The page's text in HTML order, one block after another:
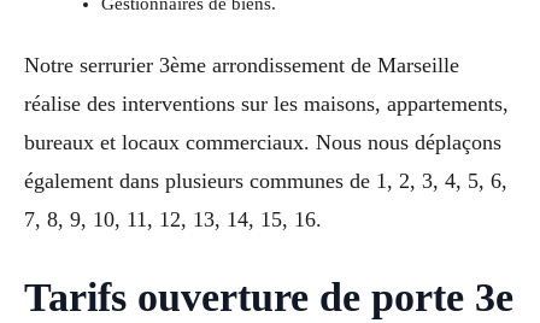
Notre serrurier 3ème arrondissement de Marseille
réalise des interventions sur les maisons, appartements,
bureaux et locaux commerciaux. Nous nous déplaçons
également dans plusieurs communes de 1, 2, 3, 4, 5, 6,
7, 8, 9, 10, 11, 12, 13, 14, 15, 16.
Tarifs ouverture de porte 3e